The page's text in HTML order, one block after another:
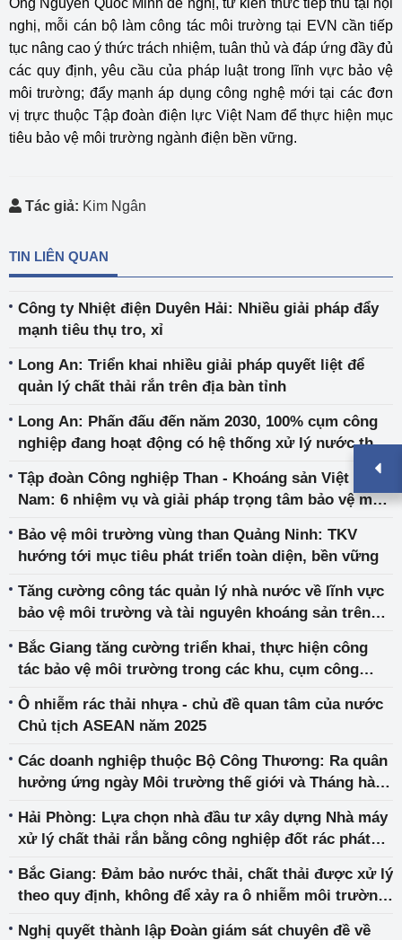
nghị, mỗi cán bộ làm công tác môi trường tại EVN cần tiếp
tục nâng cao ý thức trách nhiệm, tuân thủ và đáp ứng đầy đủ
các quy định, yêu cầu của pháp luật trong lĩnh vực bảo vệ
môi trường; đẩy mạnh áp dụng công nghệ mới tại các đơn
vị trực thuộc Tập đoàn điện lực Việt Nam để thực hiện mục
tiêu bảo vệ môi trường ngành điện bền vững.
Tác giả: Kim Ngân
TIN LIÊN QUAN
Công ty Nhiệt điện Duyên Hải: Nhiều giải pháp đẩy
mạnh tiêu thụ tro, xỉ
Long An: Triển khai nhiều giải pháp quyết liệt để
quản lý chất thải rắn trên địa bàn tỉnh
Long An: Phấn đấu đến năm 2030, 100% cụm công
nghiệp đang hoạt động có hệ thống xử lý nước thải
Tập đoàn Công nghiệp Than - Khoáng sản Việt
Nam: 6 nhiệm vụ và giải pháp trọng tâm bảo vệ môi
Bảo vệ môi trường vùng than Quảng Ninh: TKV
hướng tới mục tiêu phát triển toàn diện, bền vững
Tăng cường công tác quản lý nhà nước về lĩnh vực
bảo vệ môi trường và tài nguyên khoáng sản trên
Bắc Giang tăng cường triển khai, thực hiện công
tác bảo vệ môi trường trong các khu, cụm công
Ô nhiễm rác thải nhựa - chủ đề quan tâm của nước
Chủ tịch ASEAN năm 2025
Các doanh nghiệp thuộc Bộ Công Thương: Ra quân
hưởng ứng ngày Môi trường thế giới và Tháng hành
Hải Phòng: Lựa chọn nhà đầu tư xây dựng Nhà máy
xử lý chất thải rắn bằng công nghiệp đốt rác phát
Bắc Giang: Đảm bảo nước thải, chất thải được xử lý
theo quy định, không để xảy ra ô nhiễm môi trường
Nghị quyết thành lập Đoàn giám sát chuyên đề về